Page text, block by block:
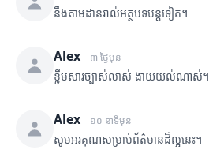
នឹងតាមដានរាល់អត្ថបទបន្តទៀត។
Alex ៣ ថ្ងៃមុន
ខ្លឹមសារច្បាស់លាស់ ងាយយល់ណាស់។
Alex ១០ នាទីមុន
សូមអរគុណសម្រាប់ព័ត៌មានដ៏ល្អនេះ។